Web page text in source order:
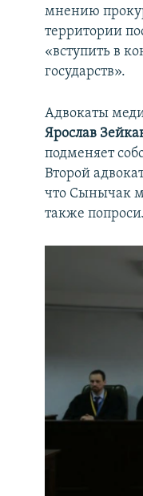
мнению
территории
«вступить в
государств».
Адвокаты
Ярослав
подменяет
Второй
что Сынычак
также